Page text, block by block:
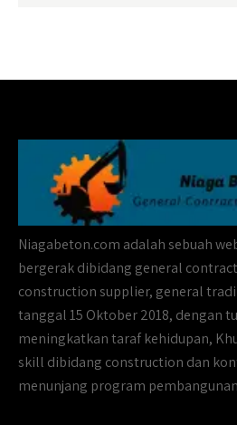
Niagabeton.com adalah sebuah
bergerak dibidang general
construction supplier, general
tanggal 15 Oktober 2018, dengan
meningkatkan taraf kehidupan,
skill dibidang construction dan
menunjang program